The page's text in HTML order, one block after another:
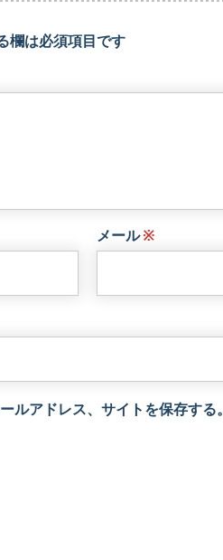
欄は必須項目です
メール※
ルアドレス、サイトを保存する。